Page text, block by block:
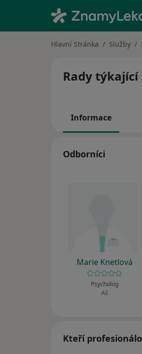
Hlavní Stránka Služby
Rady
Informace
Odborníci
Marie Knetlová
Psycholog
Aš
Kteří